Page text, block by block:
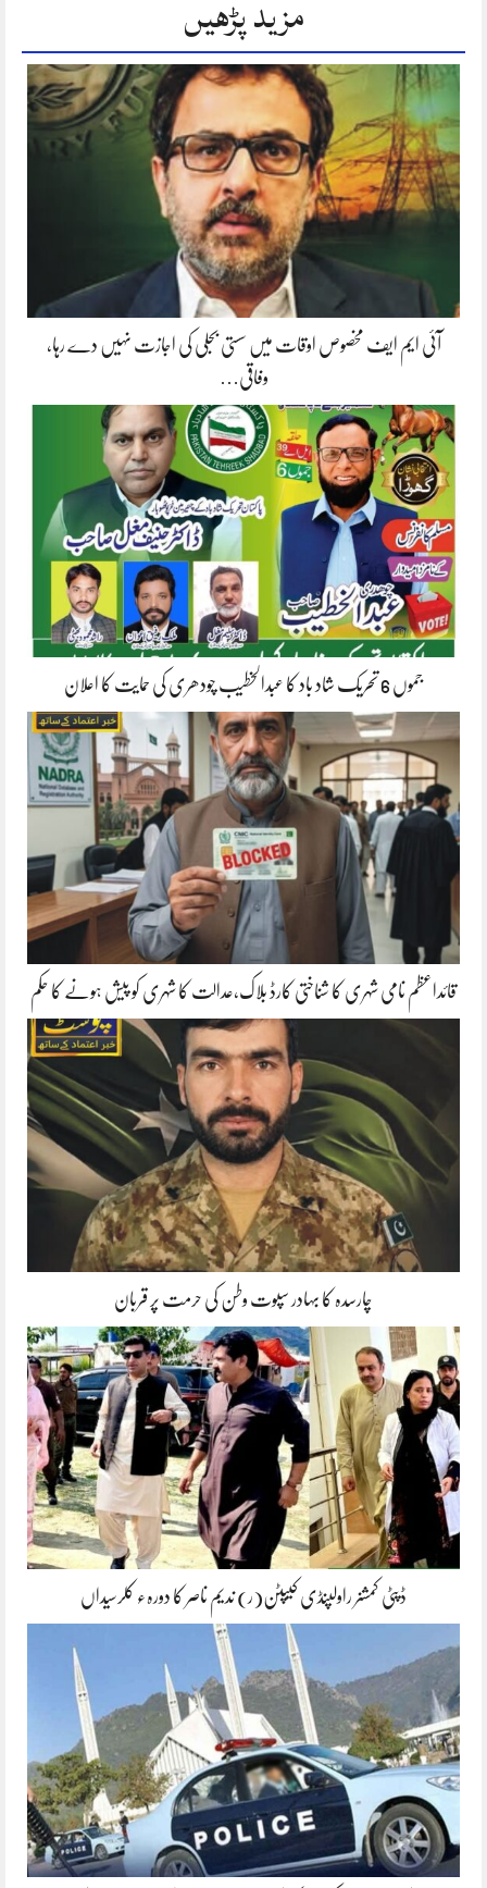
مزید پڑھیں
آئی ایم ایف مخصوص اوقات میں سستی بجلی کی اجازت نہیں دے رہا،
وفاقی…
جموں 6 تحریک شاد باد کا عبدالخطیب چودھری کی حمایت کا اعلان
قائداعظم نامی شہری کا شناختی کارڈ بلاک،عدالت کا شہری کو پیش ہونے کا حکم
چارسدہ کا بہادر سپوت وطن کی حرمت پر قربان
ڈپٹی کمشنر راولپنڈی کیپٹن(ر) ندیم ناصر کا دورہء کلرسیداں